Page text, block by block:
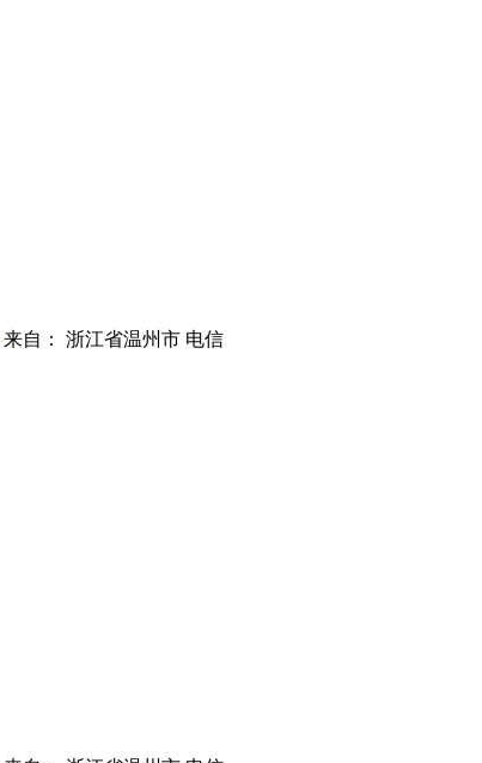
来自： 浙江省温州市 电信